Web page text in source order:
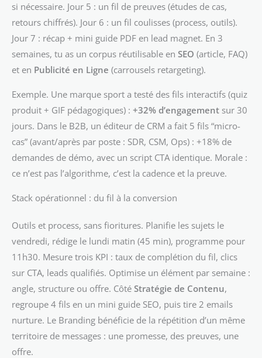
si nécessaire. Jour 5 : un fil de preuves (études de cas,
retours chiffrés). Jour 6 : un fil coulisses (process, outils).
Jour 7 : récap + mini guide PDF en lead magnet. En 3
semaines, tu as un corpus réutilisable en SEO (article, FAQ)
et en Publicité en Ligne (carrousels retargeting).
Exemple. Une marque sport a testé des fils interactifs (quiz
produit + GIF pédagogiques) : +32% d’engagement sur 30
jours. Dans le B2B, un éditeur de CRM a fait 5 fils “micro-
cas” (avant/après par poste : SDR, CSM, Ops) : +18% de
demandes de démo, avec un script CTA identique. Morale :
ce n’est pas l’algorithme, c’est la cadence et la preuve.
Stack opérationnel : du fil à la conversion
Outils et process, sans fioritures. Planifie les sujets le
vendredi, rédige le lundi matin (45 min), programme pour
11h30. Mesure trois KPI : taux de complétion du fil, clics
sur CTA, leads qualifiés. Optimise un élément par semaine :
angle, structure ou offre. Côté Stratégie de Contenu,
regroupe 4 fils en un mini guide SEO, puis tire 2 emails
nurture. Le Branding bénéficie de la répétition d’un même
territoire de messages : une promesse, des preuves, une
offre.